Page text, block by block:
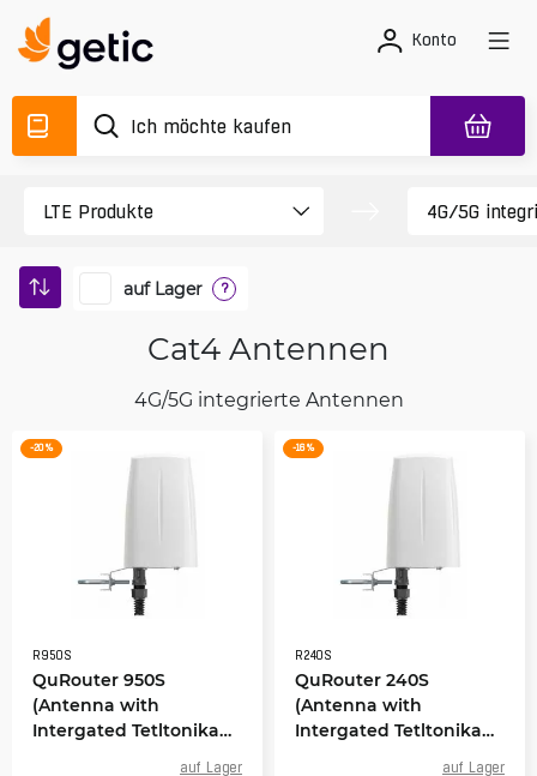
Konto
auf Lager ?
Cat4 Antennen
4G/5G integrierte Antennen
-20 %
R950S
QuRouter 950S
(Antenna with
Intergated Tetltonika
auf Lager
-16 %
R240S
QuRouter 240S
(Antenna with
Intergated Tetltonika
auf Lager